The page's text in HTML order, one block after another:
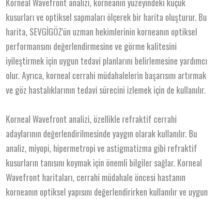
kusurları ve optiksel sapmaları ölçerek bir harita oluşturur. Bu
harita, SEVGİGÖZ'ün uzman hekimlerinin korneanın optiksel
performansını değerlendirmesine ve görme kalitesini
iyileştirmek için uygun tedavi planlarını belirlemesine yardımcı
olur. Ayrıca, korneal cerrahi müdahalelerin başarısını artırmak
ve göz hastalıklarının tedavi sürecini izlemek için de kullanılır.
Korneal Wavefront analizi, özellikle refraktif cerrahi
adaylarının değerlendirilmesinde yaygın olarak kullanılır. Bu
analiz, miyopi, hipermetropi ve astigmatizma gibi refraktif
kusurların tanısını koymak için önemli bilgiler sağlar. Korneal
Wavefront haritaları, cerrahi müdahale öncesi hastanın
korneanın optiksel yapısını değerlendirirken kullanılır ve uygun